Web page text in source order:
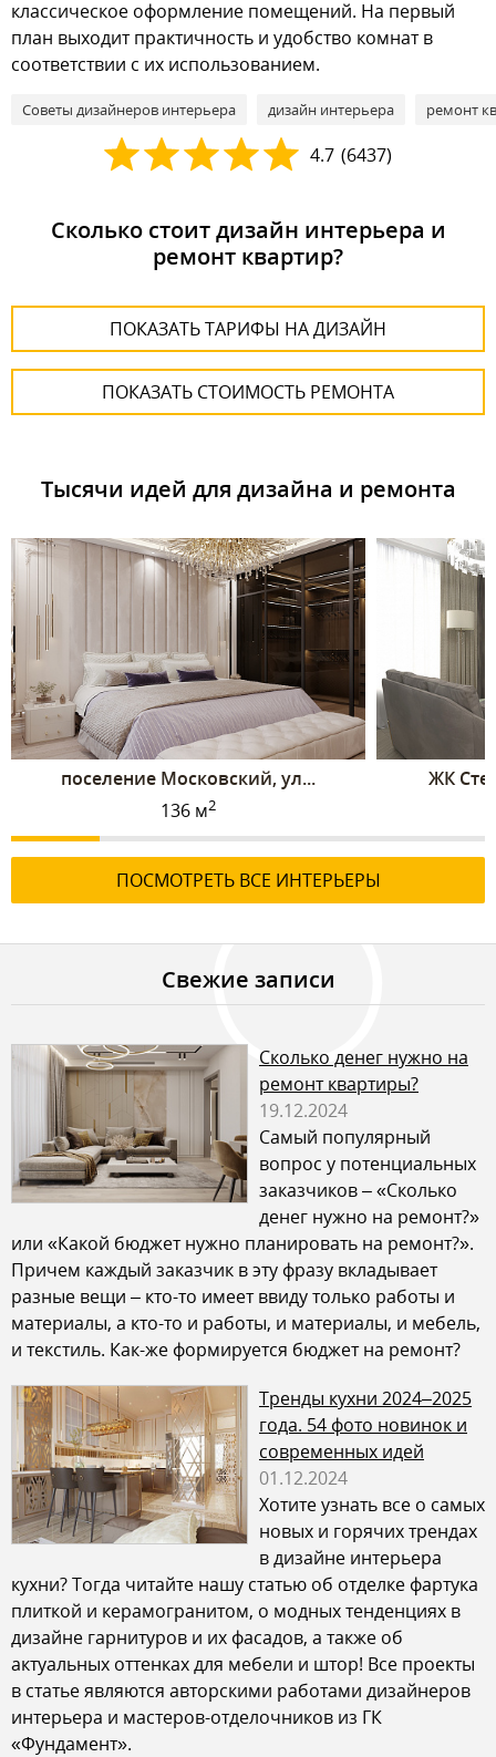
классическое оформление помещений. На первый
план выходит практичность и удобство комнат в
соответствии с их использованием.
Советы дизайнеров интерьера дизайн интерьера ремонт
4.7 (6437)
Сколько стоит дизайн интерьера и
ремонт квартир?
ПОКАЗАТЬ ТАРИФЫ НА ДИЗАЙН
ПОКАЗАТЬ СТОИМОСТЬ РЕМОНТА
Тысячи идей для дизайна и ремонта
поселение Московский, ул...
136 м2
ЖК
ПОСМОТРЕТЬ ВСЕ ИНТЕРЬЕРЫ
Свежие записи
Сколько денег нужно на
ремонт квартиры?
19.12.2024
Самый популярный
вопрос у потенциальных
заказчиков – «Сколько
денег нужно на ремонт?»
или «Какой бюджет нужно планировать на ремонт?».
Причем каждый заказчик в эту фразу вкладывает
разные вещи – кто-то имеет ввиду только работы и
материалы, а кто-то и работы, и материалы, и мебель,
и текстиль. Как-же формируется бюджет на ремонт?
Тренды кухни 2024–2025
года. 54 фото новинок и
современных идей
01.12.2024
Хотите узнать все о самых
новых и горячих трендах
в дизайне интерьера
кухни? Тогда читайте нашу статью об отделке фартука
плиткой и керамогранитом, о модных тенденциях в
дизайне гарнитуров и их фасадов, а также об
актуальных оттенках для мебели и штор! Все проекты
в статье являются авторскими работами дизайнеров
интерьера и мастеров-отделочников из ГК
«Фундамент».